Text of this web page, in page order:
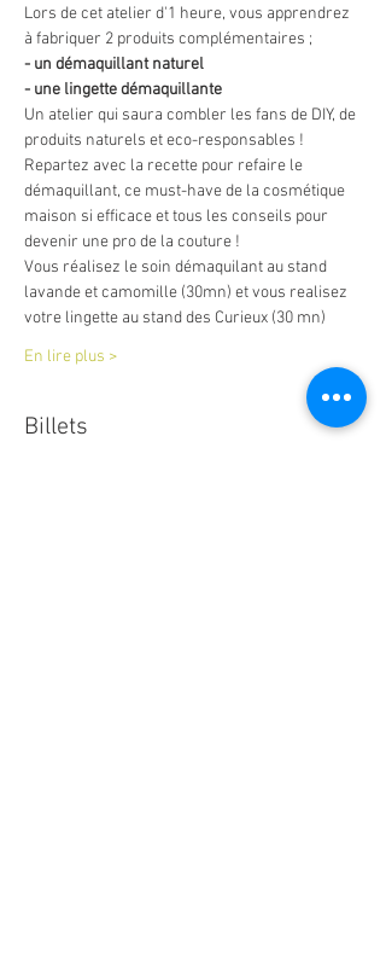
Lors de cet atelier d'1 heure, vous apprendrez
à fabriquer 2 produits complémentaires ;
- un démaquillant naturel
- une lingette démaquillante
Un atelier qui saura combler les fans de DIY, de
produits naturels et eco-responsables !
Repartez avec la recette pour refaire le
démaquillant, ce must-have de la cosmétique
maison si efficace et tous les conseils pour
devenir une pro de la couture !
Vous réalisez le soin démaquilant au stand
lavande et camomille (30mn) et vous realisez
votre lingette au stand des Curieux (30 mn)
En lire plus >
Billets